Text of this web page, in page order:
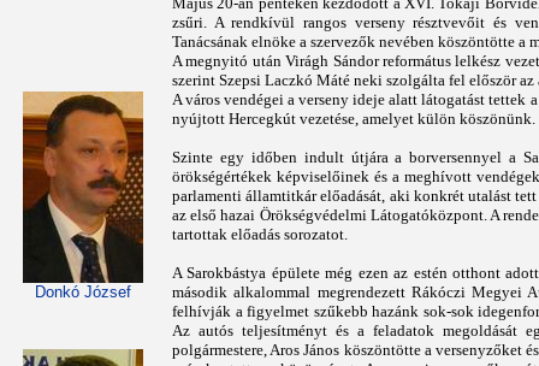
Donkó József
zsűri. A rendkívül rangos verseny résztvevőit és
Tanácsának elnöke a szervezők nevében köszöntötte
A megnyitó után Virágh Sándor református lelkész
szerint Szepsi Laczkó Máté neki szolgálta fel először
A város vendégei a verseny ideje alatt látogatást tettek
nyújtott Hercegkút vezetése, amelyet külön köszönünk.
Szinte egy időben indult útjára a borversennyel a
örökségértékek képviselőinek és a meghívott
parlamenti államtitkár előadását, aki konkrét utalást tett
az első hazai Örökségvédelmi Látogatóközpont. A
tartottak előadás sorozatot.
A Sarokbástya épülete még ezen az estén otthont
második alkalommal megrendezett Rákóczi Megyei
felhívják a figyelmet szűkebb hazánk sok-sok
Az autós teljesítményt és a feladatok megoldását
polgármestere, Aros János köszöntötte a versenyzőket